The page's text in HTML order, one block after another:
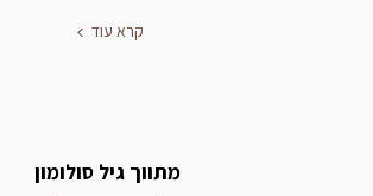
קרא עוד
מתווך גיל סולומון